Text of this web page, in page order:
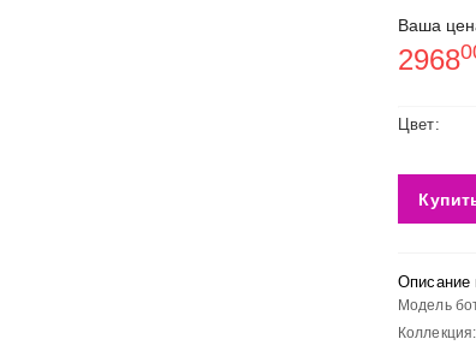
Ваша
2968
Цвет:
Описание
Модель
Коллекция: